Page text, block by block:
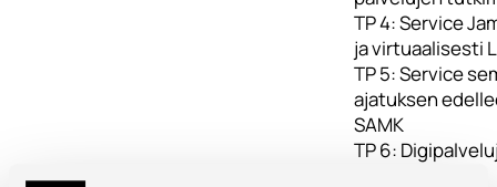
TP 4: Service
ja virtuaalisesti
TP 5: Service
ajatuksen
SAMK
TP 6: